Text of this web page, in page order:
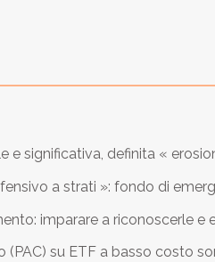
e significativa, definita «
a strati »: fondo di
imparare a riconoscerle e
su ETF a basso costo